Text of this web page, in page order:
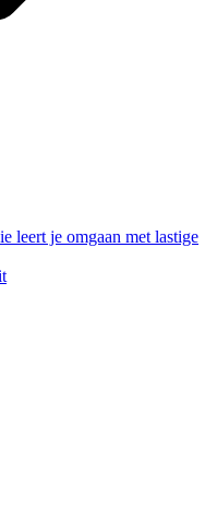
leert je omgaan met lastige